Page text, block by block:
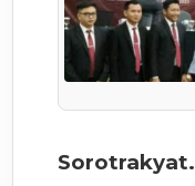
Sorotrakyat.